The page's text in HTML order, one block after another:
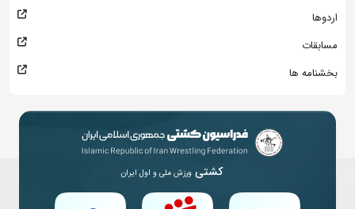
اردوها
مسابقات
بخشنامه ها
کشتی ورزش ملی و اول ایران